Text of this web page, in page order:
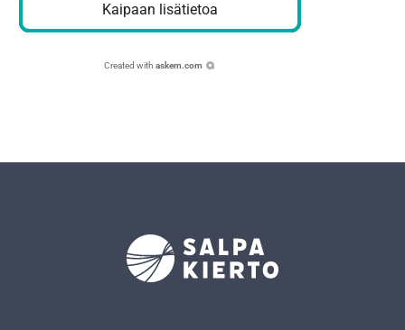
Kaipaan lisätietoa
Created with askem.com